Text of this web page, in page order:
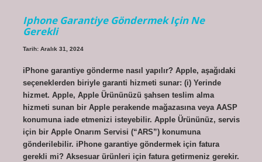
Iphone Garantiye Göndermek Için Ne
Gerekli
Tarih: Aralık 31, 2024
iPhone garantiye gönderme nasıl yapılır? Apple, aşağıdaki
seçeneklerden biriyle garanti hizmeti sunar: (i) Yerinde
hizmet. Apple, Apple Ürününüzü şahsen teslim alma
hizmeti sunan bir Apple perakende mağazasına veya AASP
konumuna iade etmenizi isteyebilir. Apple Ürününüz, servis
için bir Apple Onarım Servisi (“ARS”) konumuna
gönderilebilir. iPhone garantiye göndermek için fatura
gerekli mi? Aksesuar ürünleri için fatura getirmeniz gerekir.